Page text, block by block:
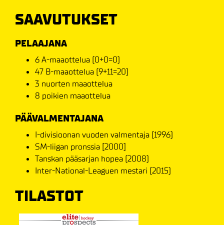
SAAVUTUKSET
PELAAJANA
6 A-maaottelua (0+0=0)
47 B-maaottelua (9+11=20)
3 nuorten maaottelua
8 poikien maaottelua
PÄÄVALMENTAJANA
I-divisioonan vuoden valmentaja (1996)
SM-liigan pronssia [2000]
Tanskan pääsarjan hopea (2008)
Inter-National-Leaguen mestari (2015)
TILASTOT